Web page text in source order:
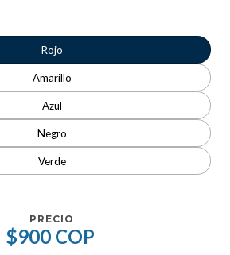
Rojo
Amarillo
Azul
Negro
Verde
PRECIO
$900 COP